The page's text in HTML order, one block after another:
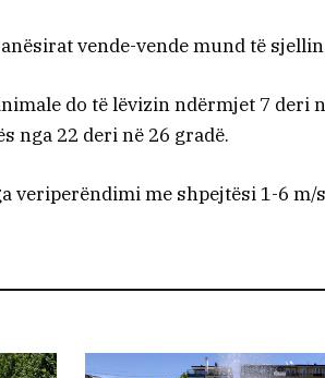
vende-vende mund të
do të lëvizin ndërmjet 7 deri
nga 22 deri në 26 gradë.
veriperëndimi me shpejtësi 1-6 m/